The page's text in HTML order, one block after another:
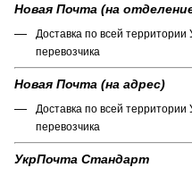
Новая Почта (на
Доставка по всей
перевозчика
Новая Почта (на адрес)
Доставка по всей
перевозчика
УкрПочта Стандарт